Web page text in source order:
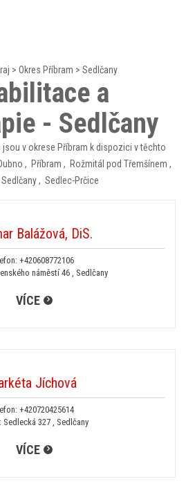
> Okres Příbram > Sedlčany
a
- Sedlčany
v okrese Příbram k dispozici v těchto
, Příbram , Rožmitál pod Třemšínem ,
Sedlčany, Sedlec-Prčice
Balážová, DiS.
+420608772106
náměstí 46 , Sedlčany
VÍCE
Jíchová
+420720425614
Sedlecká 327 , Sedlčany
VÍCE